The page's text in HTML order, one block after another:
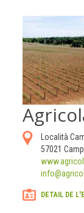
Località
57021
DETAIL DE